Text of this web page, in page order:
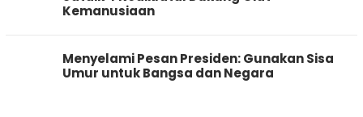
Kemanusiaan
Menyelami Pesan Presiden: Gunakan Sisa
Umur untuk Bangsa dan Negara